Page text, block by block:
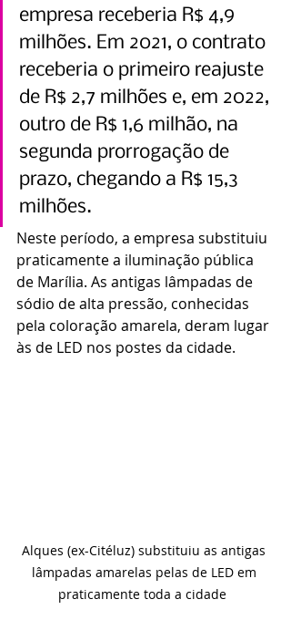
empresa receberia R$ 4,9
milhões. Em 2021, o contrato
receberia o primeiro reajuste
de R$ 2,7 milhões e, em 2022,
outro de R$ 1,6 milhão, na
segunda prorrogação de
prazo, chegando a R$ 15,3
milhões.
Neste período, a empresa substituiu
praticamente a iluminação pública
de Marília. As antigas lâmpadas de
sódio de alta pressão, conhecidas
pela coloração amarela, deram lugar
às de LED nos postes da cidade.
Alques (ex-Citéluz) substituiu as antigas
lâmpadas amarelas pelas de LED em
praticamente toda a cidade